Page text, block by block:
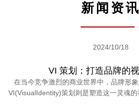
新闻资讯
2024/10/18
VI 策划：打造品牌的
在当今竞争激烈的商业世界中，品牌形
VI(VisualIdentity)策划则是塑造这一灵魂